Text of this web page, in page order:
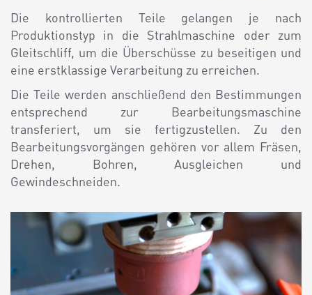
Die kontrollierten Teile gelangen je nach
Produktionstyp in die Strahlmaschine oder zum
Gleitschliff, um die Überschüsse zu beseitigen und
eine erstklassige Verarbeitung zu erreichen.
Die Teile werden anschließend den Bestimmungen
entsprechend zur Bearbeitungsmaschine
transferiert, um sie fertigzustellen. Zu den
Bearbeitungsvorgängen gehören vor allem Fräsen,
Drehen, Bohren, Ausgleichen und
Gewindeschneiden.